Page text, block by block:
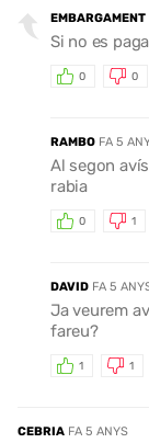
EMBARGAMENT
Si no es
0 0
RAMBO FA 5
Al segon
rabia
0 1
DAVID FA 5
Ja veurem
fareu?
1 1
CEBRIA FA 5 ANYS